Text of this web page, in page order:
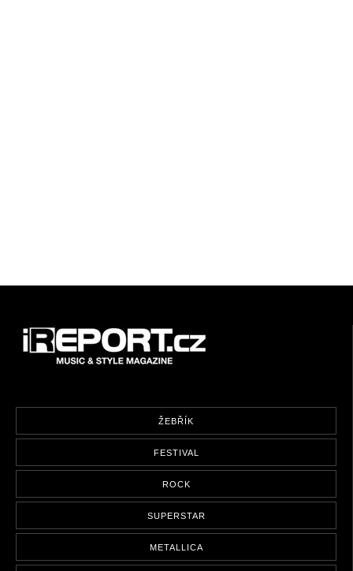
ŽEBŘÍK
FESTIVAL
ROCK
SUPERSTAR
METALLICA